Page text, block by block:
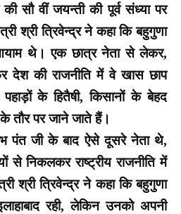
सौ वीं जयन्ती की पूर्व संध्या पर
श्री त्रिवेन्द्र ने कहा कि बहुगुणा
थे। एक छात्र नेता से लेकर,
देश की राजनीति में वे खास छाप
के हितैषी, किसानों के बेहद
तौर पर जाने जाते हैं।
पंत जी के बाद ऐसे दूसरे नेता थे,
से निकलकर राष्ट्रीय राजनीति में
श्री त्रिवेन्द्र ने कहा कि बहुगुणा
रही, लेकिन उनको अपनी